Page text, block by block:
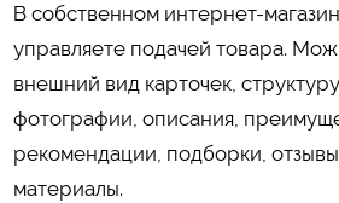
В собственном интернет-
управляете подачей товара.
внешний вид карточек,
фотографии, описания,
рекомендации, подборки,
материалы.